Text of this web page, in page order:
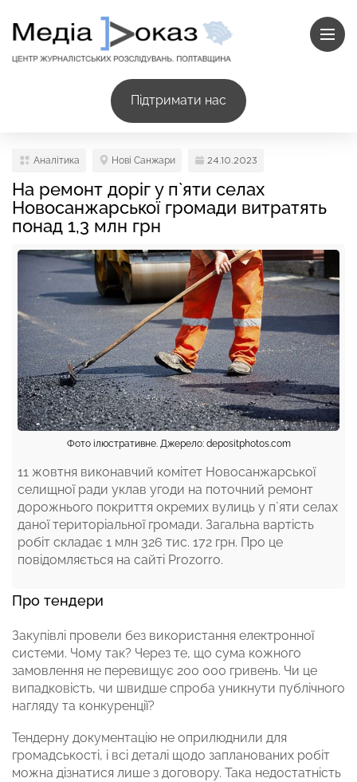
Підтримати нас
Аналітика Нові Санжари 24.10.2023
На ремонт доріг у п`яти селах
Новосанжарської громади витратять
понад 1,3 млн грн
Фото ілюстративне. Джерело: depositphotos.com
11 жовтня виконавчий комітет Новосанжарської
селищної ради уклав угоди на поточний ремонт
дорожнього покриття окремих вулиць у п`яти селах
даної територіальної громади. Загальна вартість
робіт складає 1 млн 326 тис. 172 грн. Про це
повідомляється на сайті Prozorro.
Про тендери
Закупівлі провели без використання електронної
системи. Чому так? Через те, що сума кожного
замовлення не перевищує 200 000 гривень. Чи це
випадковість, чи швидше спроба уникнути публічного
нагляду та конкуренції?
Тендерну документацію не оприлюднили для
громадськості, і всі деталі щодо запланованих робіт
можна дізнатися лише з договору. Така недостатність